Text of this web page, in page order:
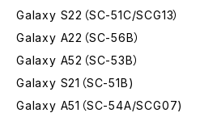
Galaxy S22（SC-51C/SCG13）
Galaxy A22（SC-56B）
Galaxy A52（SC-53B）
Galaxy S21（SC-51B)
Galaxy A51（SC-54A/SCG07)